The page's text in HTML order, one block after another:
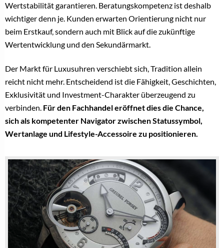
Wertstabilität garantieren. Beratungskompetenz ist deshalb
wichtiger denn je. Kunden erwarten Orientierung nicht nur
beim Erstkauf, sondern auch mit Blick auf die zukünftige
Wertentwicklung und den Sekundärmarkt.
Der Markt für Luxusuhren verschiebt sich, Tradition allein
reicht nicht mehr. Entscheidend ist die Fähigkeit, Geschichten,
Exklusivität und Investment-Charakter überzeugend zu
verbinden. Für den Fachhandel eröffnet dies die Chance,
sich als kompetenter Navigator zwischen Statussymbol,
Wertanlage und Lifestyle-Accessoire zu positionieren.